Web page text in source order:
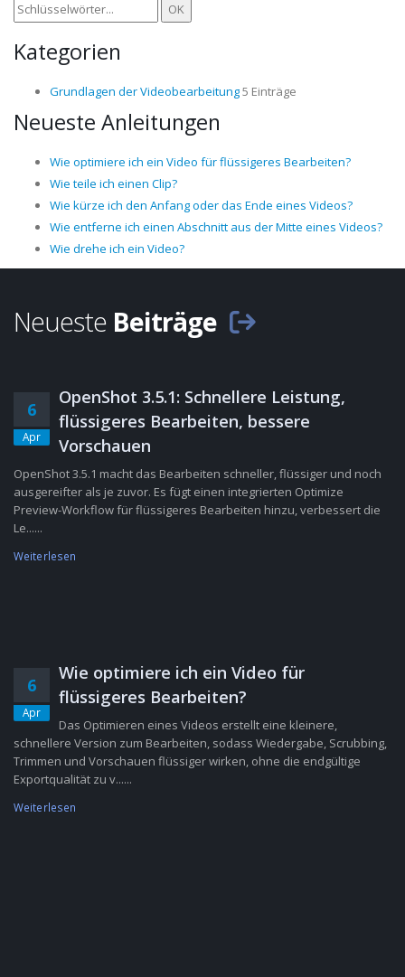
Kategorien
Grundlagen der Videobearbeitung5 Einträge
Neueste Anleitungen
Wie optimiere ich ein Video für flüssigeres Bearbeiten?
Wie teile ich einen Clip?
Wie kürze ich den Anfang oder das Ende eines Videos?
Wie entferne ich einen Abschnitt aus der Mitte eines Videos?
Wie drehe ich ein Video?
Neueste Beiträge
6
Apr
OpenShot 3.5.1: Schnellere Leistung,
flüssigeres Bearbeiten, bessere
Vorschauen
OpenShot 3.5.1 macht das Bearbeiten schneller, flüssiger und noch
ausgereifter als je zuvor. Es fügt einen integrierten Optimize
Preview-Workflow für flüssigeres Bearbeiten hinzu, verbessert die
Le......
Weiterlesen
6
Apr
Wie optimiere ich ein Video für
flüssigeres Bearbeiten?
Das Optimieren eines Videos erstellt eine kleinere,
schnellere Version zum Bearbeiten, sodass Wiedergabe, Scrubbing,
Trimmen und Vorschauen flüssiger wirken, ohne die endgültige
Exportqualität zu v......
Weiterlesen